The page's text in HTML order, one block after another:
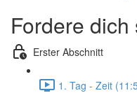
Fordere
Erster Abschnitt
1. Tag - Zeit